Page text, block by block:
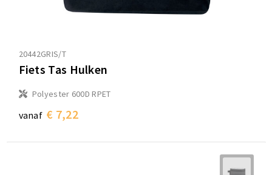
20442GRIS/T
Fiets Tas Hulken
Polyester 600D RPET
vanaf € 7,22